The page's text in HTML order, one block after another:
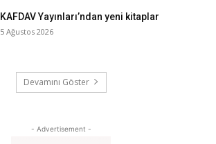
KAFDAV Yayınları’ndan yeni kitaplar
5 Ağustos 2026
Devamını Göster
- Advertisement -